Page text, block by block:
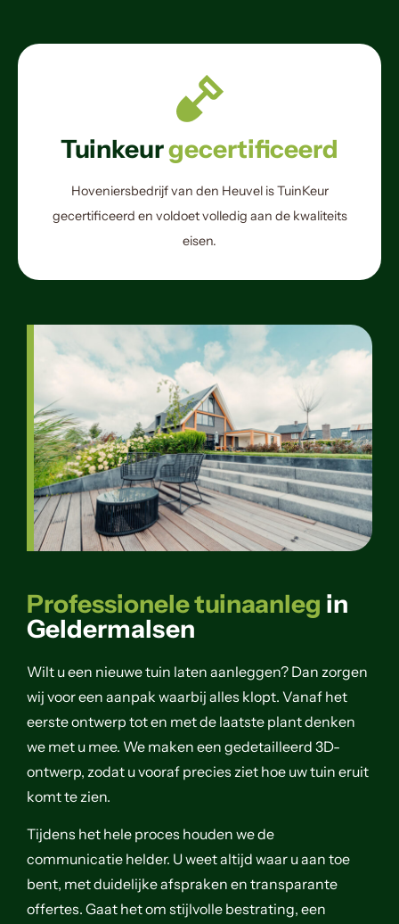
Tuinkeurgecertificeerd
Hoveniersbedrijf van den Heuvel is TuinKeur
gecertificeerd en voldoet volledig aan de kwaliteits
eisen.
Professionele tuinaanleg in
Geldermalsen
Wilt u een nieuwe tuin laten aanleggen? Dan zorgen
wij voor een aanpak waarbij alles klopt. Vanaf het
eerste ontwerp tot en met de laatste plant denken
we met u mee. We maken een gedetailleerd 3D-
ontwerp, zodat u vooraf precies ziet hoe uw tuin eruit
komt te zien.
Tijdens het hele proces houden we de
communicatie helder. U weet altijd waar u aan toe
bent, met duidelijke afspraken en transparante
offertes. Gaat het om stijlvolle bestrating, een